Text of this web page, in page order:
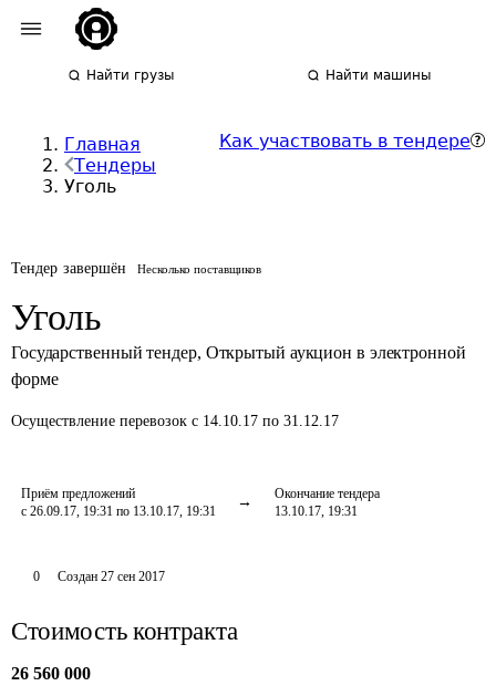
Найти грузы Найти машины
Главная
Тендеры
Уголь
Как участвовать в тендере
Тендер завершён Несколько поставщиков
Уголь
Государственный тендер, Открытый аукцион в электронной
форме
Осуществление перевозок с 14.10.17 по 31.12.17
Приём предложений
с 26.09.17, 19:31 по 13.10.17, 19:31
Окончание тендера
13.10.17, 19:31
0 Создан 27 сен 2017
Стоимость контракта
26 560 000